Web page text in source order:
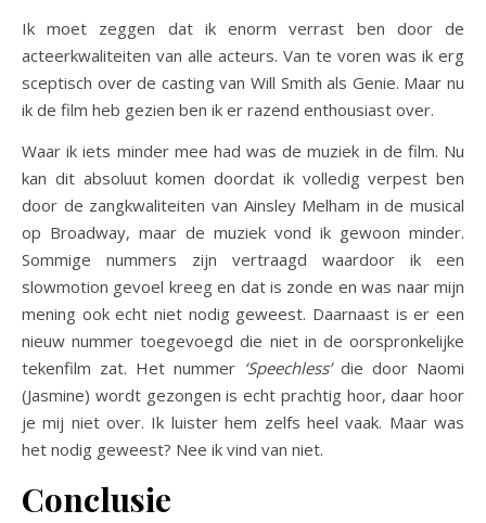
Ik moet zeggen dat ik enorm verrast ben door de
acteerkwaliteiten van alle acteurs. Van te voren was ik erg
sceptisch over de casting van Will Smith als Genie. Maar nu
ik de film heb gezien ben ik er razend enthousiast over.
Waar ik iets minder mee had was de muziek in de film. Nu
kan dit absoluut komen doordat ik volledig verpest ben
door de zangkwaliteiten van Ainsley Melham in de musical
op Broadway, maar de muziek vond ik gewoon minder.
Sommige nummers zijn vertraagd waardoor ik een
slowmotion gevoel kreeg en dat is zonde en was naar mijn
mening ook echt niet nodig geweest. Daarnaast is er een
nieuw nummer toegevoegd die niet in de oorspronkelijke
tekenfilm zat. Het nummer ‘Speechless’die door Naomi
(Jasmine) wordt gezongen is echt prachtig hoor, daar hoor
je mij niet over. Ik luister hem zelfs heel vaak. Maar was
het nodig geweest? Nee ik vind van niet.
Conclusie